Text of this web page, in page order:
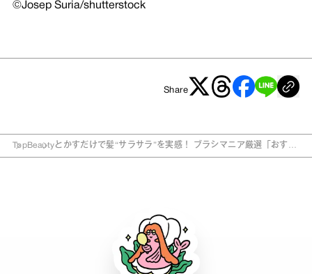
©Josep Suria/shutterstock
Share
TopBeautyとかすだけで髪“サラサラ”を実感！ ブラシマニア厳選「おすす